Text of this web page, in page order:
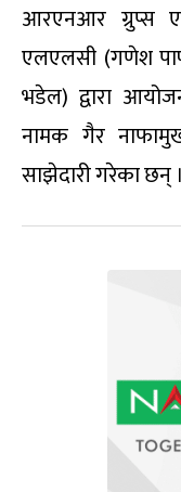
आरएनआर ग्रुप्स
एलएलसी (गणेश
भडेल) द्वारा
नामक गैर
साझेदारी गरेका छन् ।